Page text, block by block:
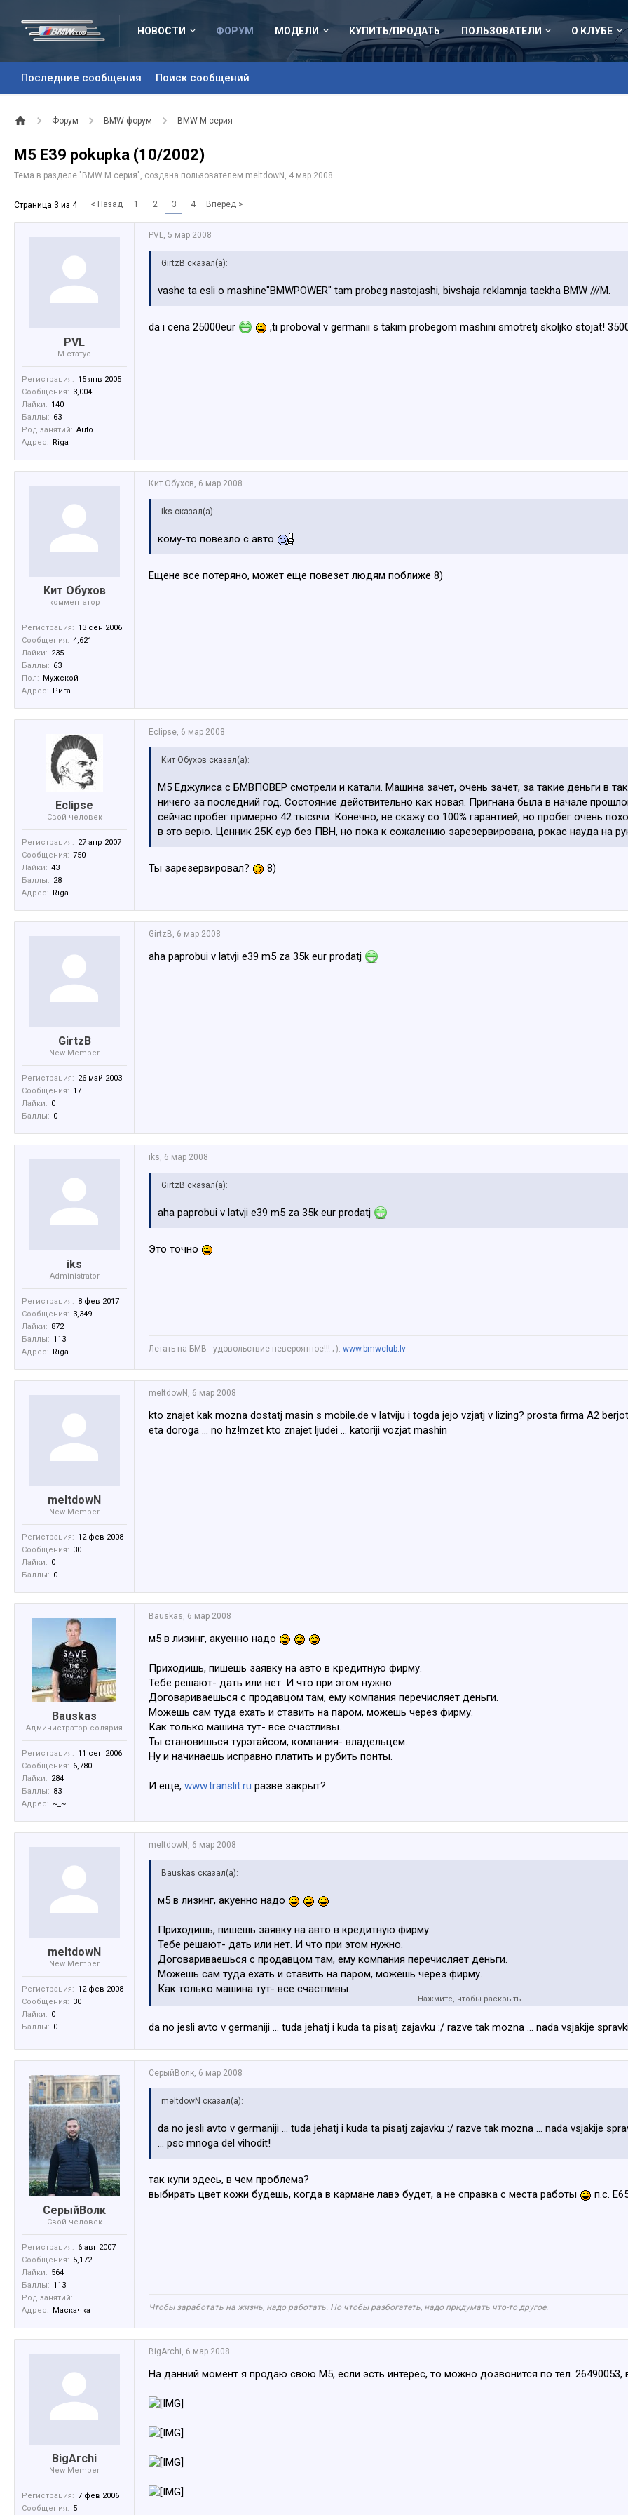
НОВОСТИ ФОРУМ
Последние сообщения Поиск сообщений
МОДЕЛИ КУПИТЬ/ПРОДАТЬ ПОЛЬЗОВАТЕЛИ О КЛУБЕ
Форум BMW форум BMW M серия
M5 E39 pokupka (10/2002)
Тема в разделе " BMW M серия", создана пользователем meltdowN , 4 мар 2008.
Страница 3 из 4 < Назад 1 2 3 4 Вперёд >
PVL
M-статус
Регистрация: 15 янв 2005
Сообщения: 3,004
Лайки: 140
Баллы: 63
Род занятий: Auto
Адрес: Riga
PVL, 5 мар 2008
GirtzB сказал(а):
vashe ta esli o mashine"BMWPOWER" tam probeg nastojashi, bivshaja reklamnja tackha BMW ///M.
da i cena 25000eur ,ti proboval v germanii s takim probegom mashini smotretj skoljko stojat!
Кит Обухов
комментатор
Регистрация: 13 сен 2006
Сообщения: 4,621
Лайки: 235
Баллы: 63
Пол: Мужской
Адрес: Рига
Кит Обухов, 6 мар 2008
iks сказал(а):
кому-то повезло с авто
Ещене все потеряно, может еще повезет людям поближе 8)
Eclipse
Свой человек
Регистрация: 27 апр 2007
Сообщения: 750
Лайки: 43
Баллы: 28
Адрес: Riga
Eclipse, 6 мар 2008
Кит Обухов сказал(а):
М5 Еджулиса с БМВПОВЕР смотрели и катали. Машина зачет, очень зачет, за такие деньги в
ничего за последний год. Состояние действительно как новая. Пригнана была в начале
сейчас пробег примерно 42 тысячи. Конечно, не скажу со 100% гарантией, но пробег очень
в это верю. Ценник 25К еур без ПВН, но пока к сожалению зарезервирована, рокас науда на
Ты зарезервировал? 8)
GirtzB
New Member
Регистрация: 26 май 2003
Сообщения: 17
Лайки: 0
Баллы: 0
GirtzB, 6 мар 2008
aha paprobui v latvji e39 m5 za 35k eur prodatj
iks
Administrator
Регистрация: 8 фев 2017
Сообщения: 3,349
Лайки: 872
Баллы: 113
Адрес: Riga
iks, 6 мар 2008
GirtzB сказал(а):
aha paprobui v latvji e39 m5 za 35k eur prodatj
Это точно
Летать на БМВ - удовольствие невероятное!!! ;-). www.bmwclub.lv
meltdowN
New Member
Регистрация: 12 фев 2008
Сообщения: 30
Лайки: 0
Баллы: 0
meltdowN , 6 мар 2008
kto znajet kak mozna dostatj masin s mobile.de v latviju i togda jejo vzjatj v lizing? prosta firma A2
eta doroga ... no hz!mzet kto znajet ljudei ... katoriji vozjat mashin
Bauskas
Администратop солярия
Регистрация: 11 сен 2006
Сообщения: 6,780
Лайки: 284
Баллы: 83
Адрес: ~_~
Bauskas, 6 мар 2008
м5 в лизинг, акуенно надо
Приходишь, пишешь заявку на авто в кредитную фирму.
Тебе решают- дать или нет. И что при этом нужно.
Договариваешься с продавцом там, ему компания перечисляет деньги.
Можешь сам туда ехать и ставить на паром, можешь через фирму.
Как только машина тут- все счастливы.
Ты становишься турэтайсом, компания- владельцем.
Ну и начинаешь исправно платить и рубить понты.
И еще, www.translit.ru разве закрыт?
meltdowN
New Member
Регистрация: 12 фев 2008
Сообщения: 30
Лайки: 0
Баллы: 0
meltdowN , 6 мар 2008
Bauskas сказал(а):
м5 в лизинг, акуенно надо
Приходишь, пишешь заявку на авто в кредитную фирму.
Тебе решают- дать или нет. И что при этом нужно.
Договариваешься с продавцом там, ему компания перечисляет деньги.
Можешь сам туда ехать и ставить на паром, можешь через фирму.
Как только машина тут- все счастливы.
Нажмите, чтобы раскрыть...
da no jesli avto v germaniji ... tuda jehatj i kuda ta pisatj zajavku :/ razve tak mozna ... nada vsjakije
СерыйВолк
Свой человек
Регистрация: 6 авг 2007
Сообщения: 5,172
Лайки: 564
Баллы: 113
Род занятий: .
Адрес:
Маскачка
СерыйВолк, 6 мар 2008
meltdowN сказал(а):
da no jesli avto v germaniji ... tuda jehatj i kuda ta pisatj zajavku :/ razve tak mozna ... nada vsjakije
... psc mnoga del vihodit!
так купи здесь, в чем проблема?
выбирать цвет кожи будешь, когда в кармане лавэ будет, а не справка с места работы
п.с.
Чтобы заработать на жизнь, надо работать. Но чтобы разбогатеть, надо придумать что-то другое.
BigArchi
New Member
Регистрация: 7 фев 2006
Сообщения: 5
BigArchi, 6 мар 2008
На данний момент я продаю свою М5, если эсть интерес, то можно дозвонится по тел. 26490053,